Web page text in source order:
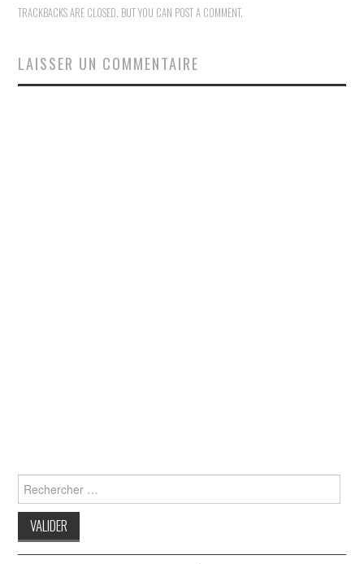
TRACKBACKS ARE CLOSED, BUT YOU CAN POST A COMMENT.
LAISSER UN COMMENTAIRE
Search
for: